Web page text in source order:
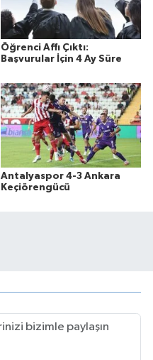
Öğrenci Affı Çıktı:
Başvurular İçin 4 Ay Süre
Antalyaspor 4-3 Ankara
Keçiörengücü